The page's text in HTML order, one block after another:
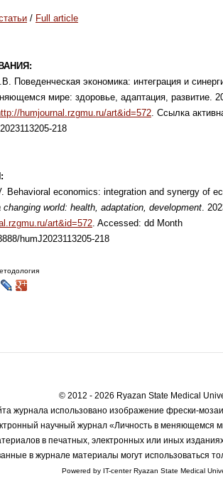
/ Full article
Поведенческая экономика: интеграция и
мире: здоровье, адаптация, развитие.
humjournal.rzgmu.ru/art&id=572. Ссылка
218
Behavioral economics: integration and synergy of
world: health, adaptation, development.
art&id=572. Accessed: dd Month
humJ2023113205-218
© 2012 - 2026 Ryazan State Medical
журнала использовано изображение фрески-
научный журнал «Личность в меняющемся
в печатных, электронных или иных
в журнале материалы могут использоваться
Powered by IT-center Ryazan State Medical